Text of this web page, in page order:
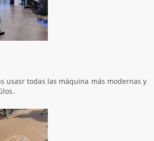
usasr todas las máquina más modernas y